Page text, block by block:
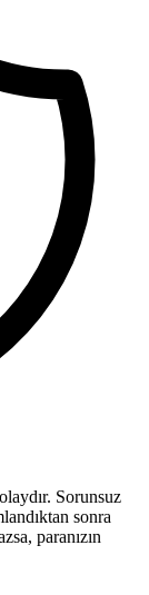
Sorunsuz
sonra
paranızın